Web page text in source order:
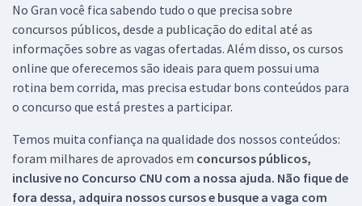
No Gran você fica sabendo tudo o que precisa sobre
concursos públicos, desde a publicação do edital até as
informações sobre as vagas ofertadas. Além disso, os cursos
online que oferecemos são ideais para quem possui uma
rotina bem corrida, mas precisa estudar bons conteúdos para
o concurso que está prestes a participar.
Temos muita confiança na qualidade dos nossos conteúdos:
foram milhares de aprovados em concursos públicos,
inclusive no Concurso CNU com a nossa ajuda. Não fique de
fora dessa, adquira nossos cursos e busque a vaga com